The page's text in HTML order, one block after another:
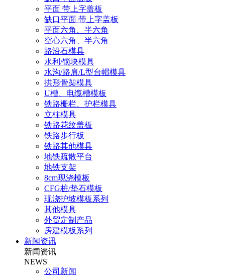
平面 带上字盖板
缺口平面 带上字盖板
平面六角、半六角
空心六角、半六角
路沿石模具
水利/锁块模具
水沟/路肩/L型台帽模具
拱形骨架模具
U槽、电缆槽模板
铁路栅栏、护栏模具
立柱模具
铁路花纹盖板
铁路步行板
铁路其他模具
地铁疏散平台
地铁支架
8cm现浇模板
CFG桩/垫石模板
现浇护坡模板系列
其他模具
外贸定制产品
房建模板系列
新闻资讯
新闻资讯
NEWS
公司新闻